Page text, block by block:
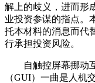
解上的歧义，进而形
业投资参谋的指点。
托本材料的消息而代
行承担投资风险。
自触控屏幕挪动互
（GUI）一曲是人机